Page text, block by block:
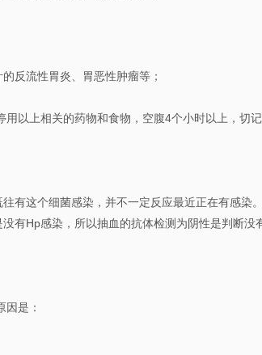
反流性胃炎、胃恶性肿瘤等；
以上相关的药物和食物，空腹4个小时以上，切
有这个细菌感染，并不一定反应最近正在有感染
有Hp感染，所以抽血的抗体检测为阴性是判断没
是：